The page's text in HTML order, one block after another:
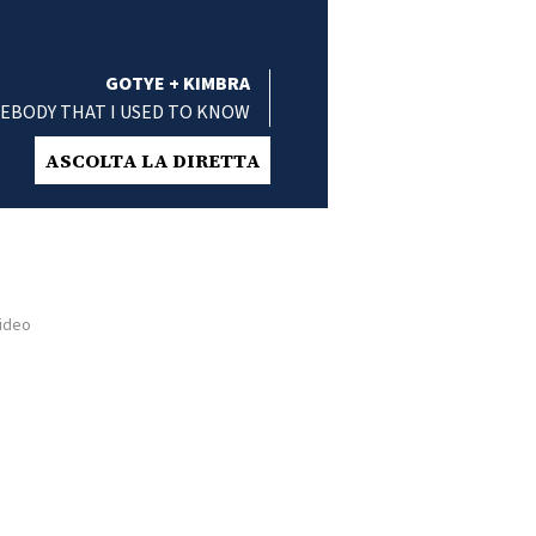
GOTYE + KIMBRA
THAT I USED TO KNOW
ASCOLTA LA DIRETTA